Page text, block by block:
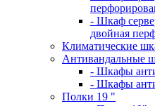
- Шкаф
двойная
Климатические
Антивандальные
- Шкафы
- Шкафы
Полки 19 "